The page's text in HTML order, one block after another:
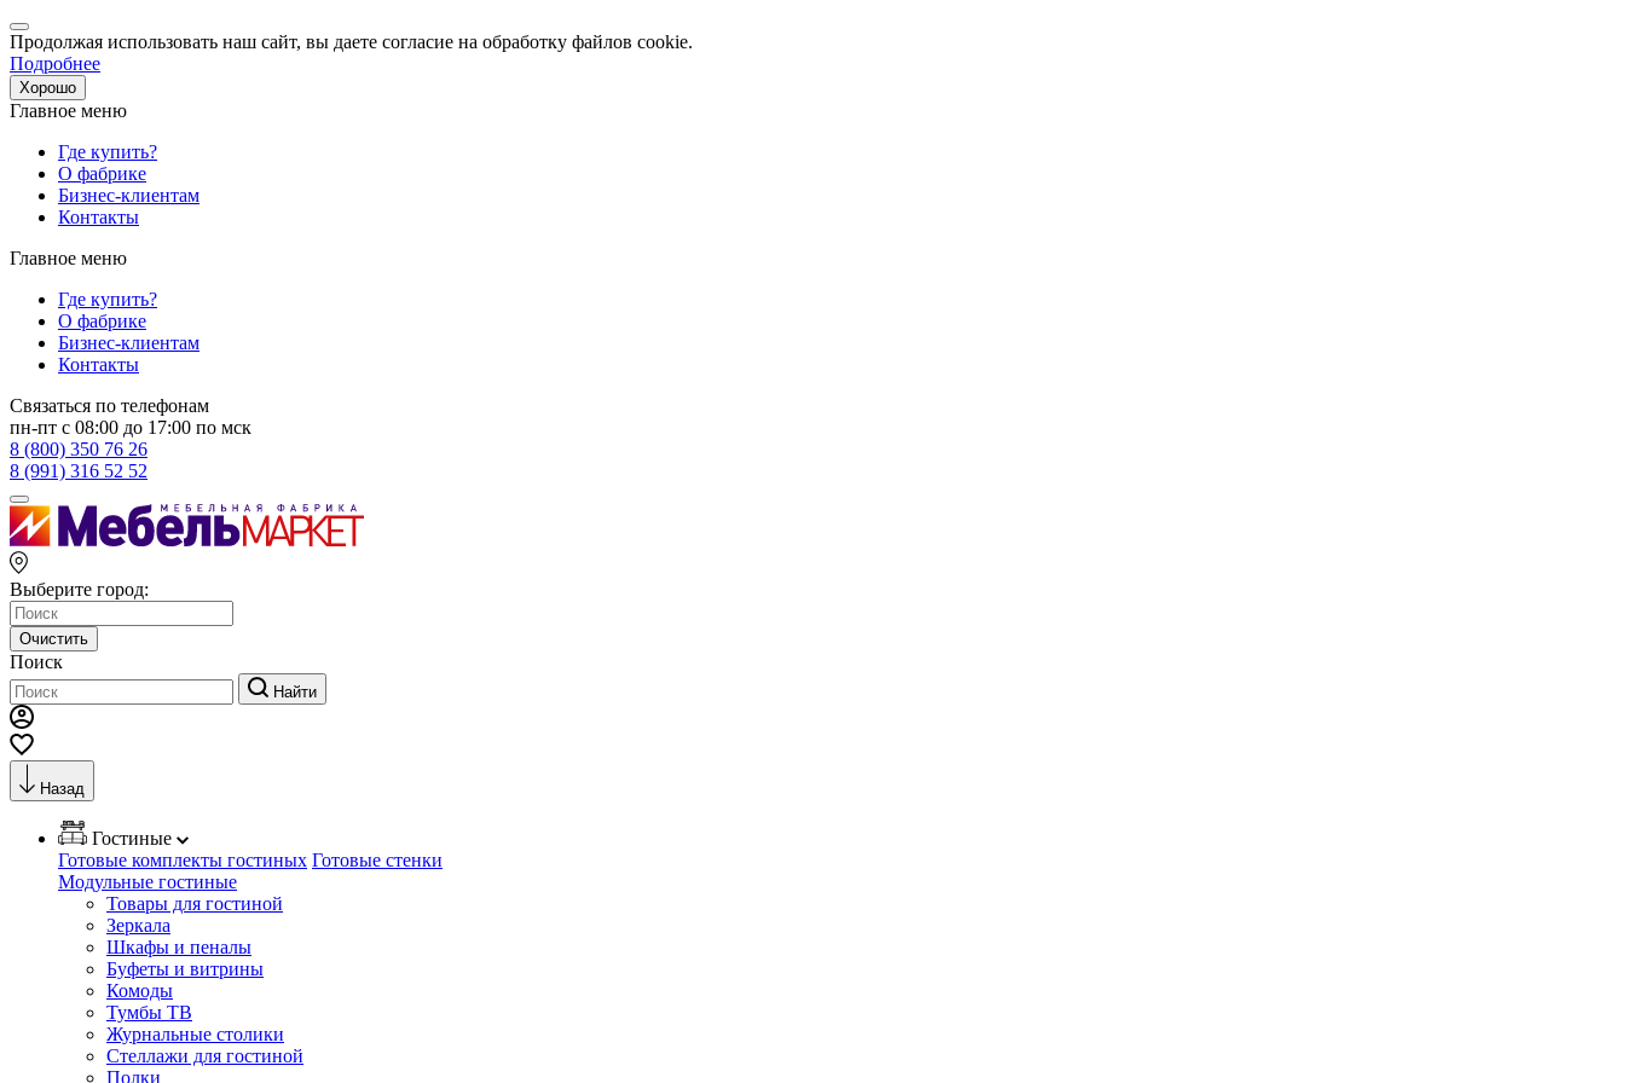
Продолжая использовать наш сайт, вы даете согласие на обработку файлов cookie.
Подробнее
Хорошо
Главное меню
Где купить?
О фабрике
Бизнес-клиентам
Контакты
Главное меню
Где купить?
О фабрике
Бизнес-клиентам
Контакты
Связаться по телефонам
пн-пт с 08:00 до 17:00 по мск
8 (800) 350 76 26
8 (991) 316 52 52
Выберите город:
Очистить
Поиск
Найти
Назад
Гостиные
Готовые комплекты гостиных Готовые стенки
Модульные гостиные
Товары для гостиной
Зеркала
Шкафы и пеналы
Буфеты и витрины
Комоды
Тумбы ТВ
Журнальные столики
Стеллажи для гостиной
Полки